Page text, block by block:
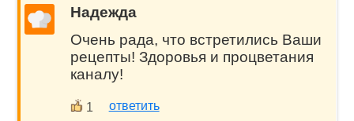
Надежда
Очень рада, что встретились Ваши
рецепты! Здоровья и процветания
каналу!
1 ответить